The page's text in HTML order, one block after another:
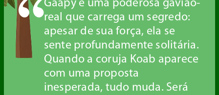
Gaapy é uma poderosa gavião-
real que carrega um segredo:
apesar de sua força, ela se
sente profundamente solitária.
Quando a coruja Koab aparece
com uma proposta
inesperada, tudo muda. Será